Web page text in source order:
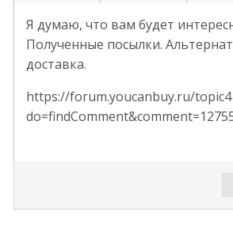
Я думаю, что вам будет
Полученные посылки.
доставка.
https://forum.youcanbuy.ru/